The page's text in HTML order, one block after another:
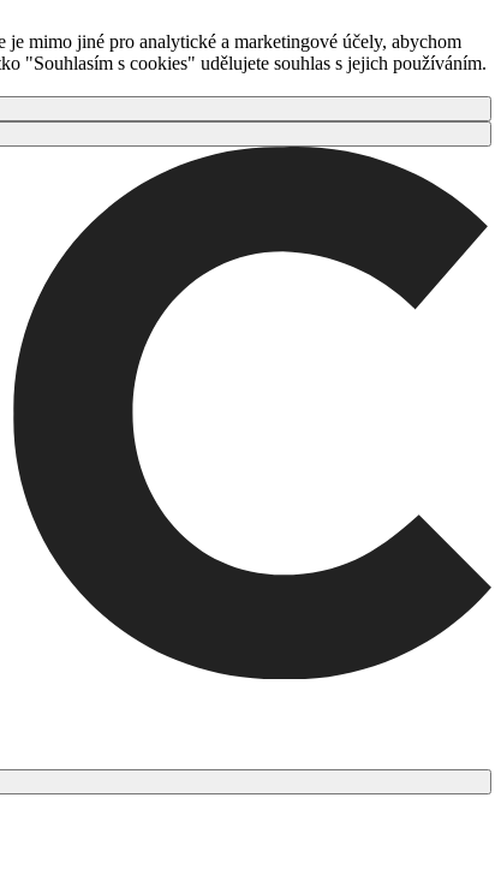
mimo jiné pro analytické a marketingové účely, abychom
"Souhlasím s cookies" udělujete souhlas s jejich používáním.